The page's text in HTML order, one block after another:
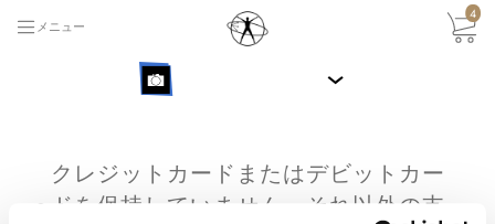
メニュー
4
›
Q
クレジットカードまたはデビットカー
ドを保持していません。それ以外の支